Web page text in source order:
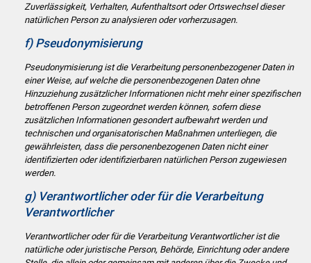
Zuverlässigkeit, Verhalten, Aufenthaltsort oder Ortswechsel dieser
natürlichen Person zu analysieren oder vorherzusagen.
f) Pseudonymisierung
Pseudonymisierung ist die Verarbeitung personenbezogener Daten in
einer Weise, auf welche die personenbezogenen Daten ohne
Hinzuziehung zusätzlicher Informationen nicht mehr einer spezifischen
betroffenen Person zugeordnet werden können, sofern diese
zusätzlichen Informationen gesondert aufbewahrt werden und
technischen und organisatorischen Maßnahmen unterliegen, die
gewährleisten, dass die personenbezogenen Daten nicht einer
identifizierten oder identifizierbaren natürlichen Person zugewiesen
werden.
g) Verantwortlicher oder für die Verarbeitung
Verantwortlicher
Verantwortlicher oder für die Verarbeitung Verantwortlicher ist die
natürliche oder juristische Person, Behörde, Einrichtung oder andere